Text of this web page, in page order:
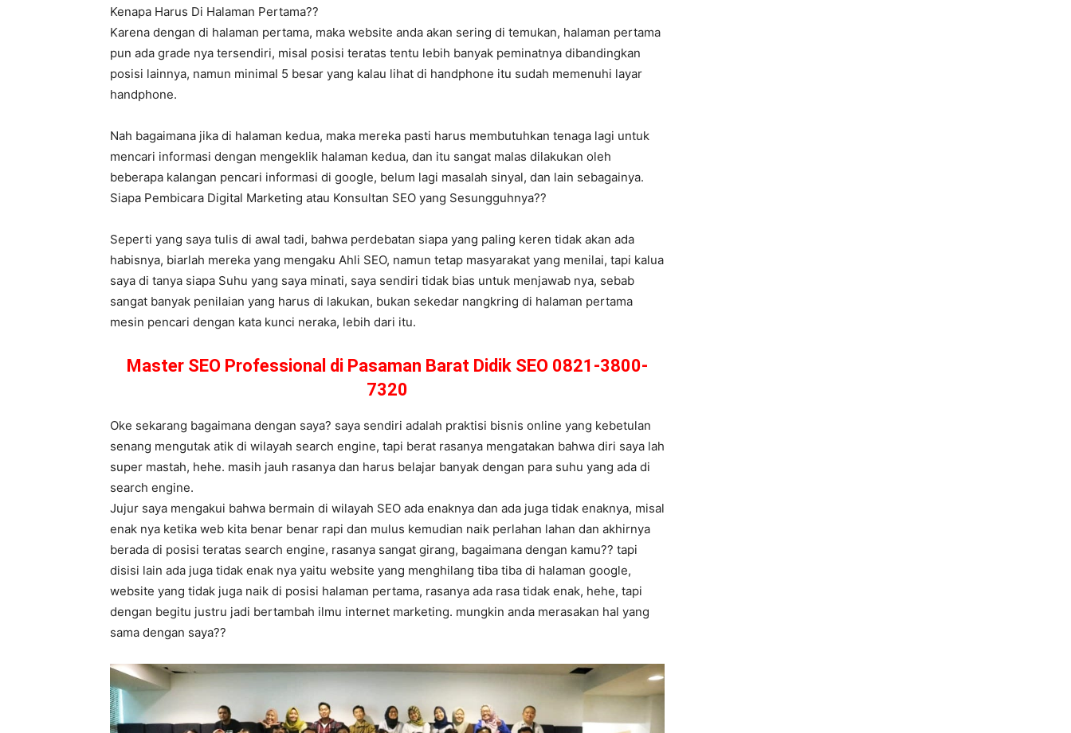
Kenapa Harus Di Halaman Pertama??
Karena dengan di halaman pertama, maka website anda akan sering di temukan, halaman pertama
pun ada grade nya tersendiri, misal posisi teratas tentu lebih banyak peminatnya dibandingkan
posisi lainnya, namun minimal 5 besar yang kalau lihat di handphone itu sudah memenuhi layar
handphone.
Nah bagaimana jika di halaman kedua, maka mereka pasti harus membutuhkan tenaga lagi untuk
mencari informasi dengan mengeklik halaman kedua, dan itu sangat malas dilakukan oleh
beberapa kalangan pencari informasi di google, belum lagi masalah sinyal, dan lain sebagainya.
Siapa Pembicara Digital Marketing atau Konsultan SEO yang Sesungguhnya??
Seperti yang saya tulis di awal tadi, bahwa perdebatan siapa yang paling keren tidak akan ada
habisnya, biarlah mereka yang mengaku Ahli SEO, namun tetap masyarakat yang menilai, tapi kalua
saya di tanya siapa Suhu yang saya minati, saya sendiri tidak bias untuk menjawab nya, sebab
sangat banyak penilaian yang harus di lakukan, bukan sekedar nangkring di halaman pertama
mesin pencari dengan kata kunci neraka, lebih dari itu.
Master SEO Professional di Pasaman Barat Didik SEO 0821-3800-
7320
Oke sekarang bagaimana dengan saya? saya sendiri adalah praktisi bisnis online yang kebetulan
senang mengutak atik di wilayah search engine, tapi berat rasanya mengatakan bahwa diri saya lah
super mastah, hehe. masih jauh rasanya dan harus belajar banyak dengan para suhu yang ada di
search engine.
Jujur saya mengakui bahwa bermain di wilayah SEO ada enaknya dan ada juga tidak enaknya, misal
enak nya ketika web kita benar benar rapi dan mulus kemudian naik perlahan lahan dan akhirnya
berada di posisi teratas search engine, rasanya sangat girang, bagaimana dengan kamu?? tapi
disisi lain ada juga tidak enak nya yaitu website yang menghilang tiba tiba di halaman google,
website yang tidak juga naik di posisi halaman pertama, rasanya ada rasa tidak enak, hehe, tapi
dengan begitu justru jadi bertambah ilmu internet marketing. mungkin anda merasakan hal yang
sama dengan saya??